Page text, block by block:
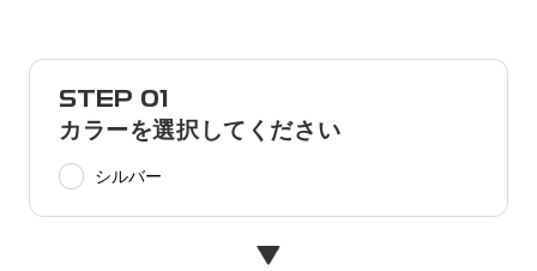
STEP 01
カラーを選択してください
シルバー